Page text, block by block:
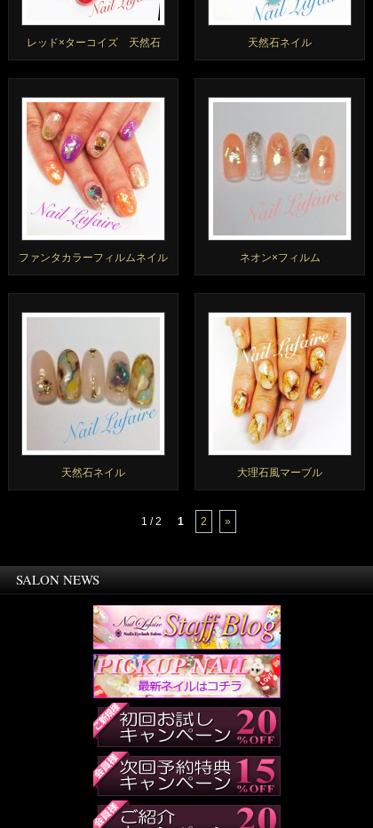
レッド×ターコイズ 天然石 天然石ネイル
ファンタカラーフィルムネイル ネオン×フィルム
天然石ネイル 大理石風マーブル
1 / 2 1 2 »
SALON NEWS